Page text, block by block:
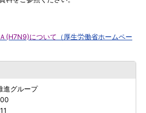
(H7N9)について （厚生労働省ホームペー
グループ